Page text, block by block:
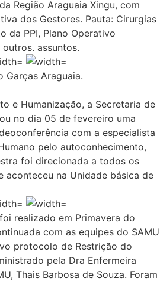
Região Araguaia Xingu, com
dos Gestores. Pauta: Cirurgias
da PPI, Plano Operativo
assuntos.
Garças Araguaia.
e Humanização, a Secretaria de
no dia 05 de fevereiro uma
com a especialista
pelo autoconhecimento,
foi direcionada a todos os
aconteceu na Unidade básica de
realizado em Primavera do
com as equipes do SAMU
protocolo de Restrição do
pela Dra Enfermeira
Thais Barbosa de Souza. Foram